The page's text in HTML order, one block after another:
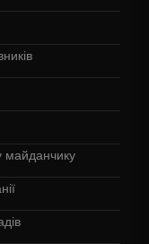
майданчику